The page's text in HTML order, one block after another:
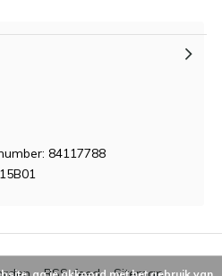
84117788